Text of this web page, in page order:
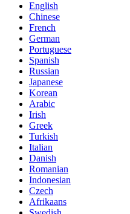
English
Chinese
French
German
Portuguese
Spanish
Russian
Japanese
Korean
Arabic
Irish
Greek
Turkish
Italian
Danish
Romanian
Indonesian
Czech
Afrikaans